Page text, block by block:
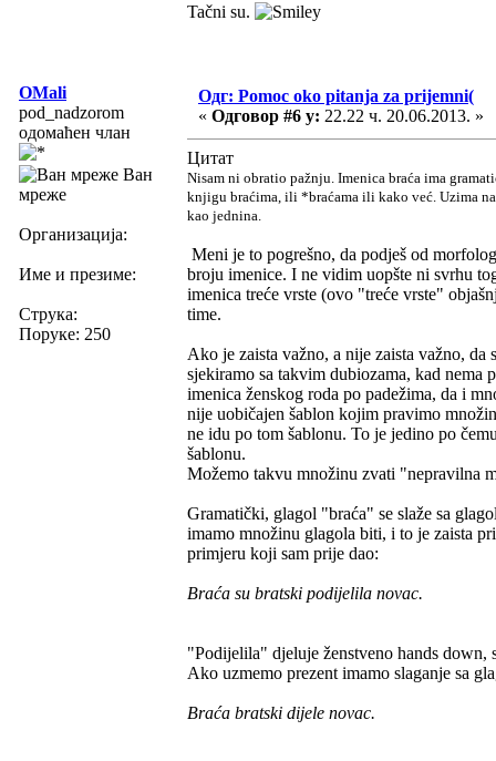
Tačni su.
OMali
pod_nadzorom
одомаћен члан
Ван
мреже
Организација:
Име и презиме:
Струка:
Поруке: 250
Одг: Pomoc oko pitanja za prijemni(
« Одговор #6 у: 22.22 ч. 20.06.2013. »
Цитат
Nisam ni obratio pažnju. Imenica braća ima
knjigu braćima, ili *braćama ili kako već. Uzima
kao jednina.
Meni je to pogrešno, da podješ od
broju imenice. I ne vidim uopšte ni svrhu
imenica treće vrste (ovo "treće vrste"
time.
Ako je zaista važno, a nije zaista važno, da
sjekiramo sa takvim dubiozama, kad nema
imenica ženskog roda po padežima, da i
nije uobičajen šablon kojim pravimo
ne idu po tom šablonu. To je jedino po
šablonu.
Možemo takvu množinu zvati "nepravilna
Gramatički, glagol "braća" se slaže sa
imamo množinu glagola biti, i to je zaista
primjeru koji sam prije dao:
Braća su bratski podijelila novac.
"Podijelila" djeluje ženstveno hands
Ako uzmemo prezent imamo slaganje sa
Braća bratski dijele novac.